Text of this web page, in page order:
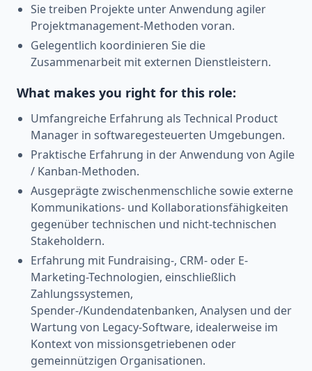
Sie treiben Projekte unter Anwendung agiler
Projektmanagement-Methoden voran.
Gelegentlich koordinieren Sie die
Zusammenarbeit mit externen Dienstleistern.
What makes you right for this role:
Umfangreiche Erfahrung als Technical Product
Manager in softwaregesteuerten Umgebungen.
Praktische Erfahrung in der Anwendung von Agile
/ Kanban-Methoden.
Ausgeprägte zwischenmenschliche sowie externe
Kommunikations- und Kollaborationsfähigkeiten
gegenüber technischen und nicht-technischen
Stakeholdern.
Erfahrung mit Fundraising-, CRM- oder E-
Marketing-Technologien, einschließlich
Zahlungssystemen,
Spender-/Kundendatenbanken, Analysen und der
Wartung von Legacy-Software, idealerweise im
Kontext von missionsgetriebenen oder
gemeinnützigen Organisationen.